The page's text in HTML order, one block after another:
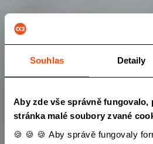
Souhlas Detaily
Aby zde vše správně fungovalo,
stránka malé soubory zvané
🍪 🍪 🍪 Aby správě fungovaly